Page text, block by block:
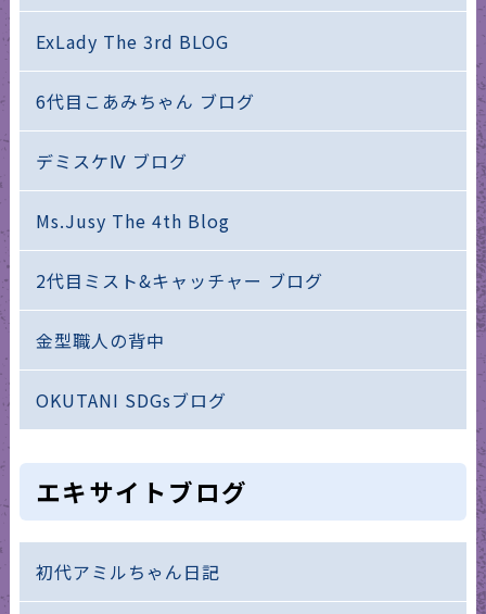
ExLady The 3rd BLOG
6代目こあみちゃん ブログ
デミスケⅣ ブログ
Ms.Jusy The 4th Blog
2代目ミスト&キャッチャー ブログ
金型職人の背中
OKUTANI SDGsブログ
エキサイトブログ
初代アミルちゃん日記